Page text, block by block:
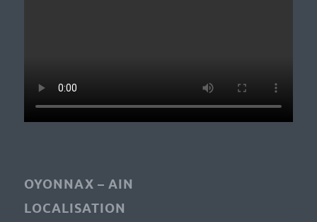
OYONNAX – AIN
LOCALISATION